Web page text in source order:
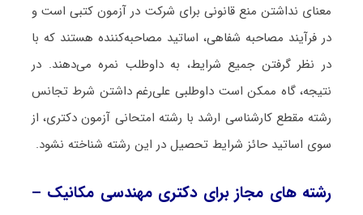
معنای نداشتن منع قانونی برای شرکت در آزمون کتبی است و
در فرآیند مصاحبه شفاهی، اساتید مصاحبه‌کننده هستند که با
در نظر گرفتن جمیع شرایط، به داوطلب نمره می‌دهند. در
نتیجه، گاه ممکن است داوطلبی علی‌رغم داشتن شرط تجانس
رشته مقطع کارشناسی ارشد با رشته امتحانی آزمون دکتری، از
سوی اساتید حائز شرایط تحصیل در این رشته شناخته نشود.
رشته های مجاز برای دکتری مهندسی مکانیک –